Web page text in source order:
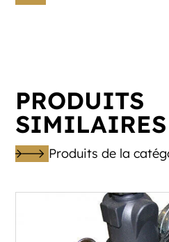
PRODUITS
SIMILAIRES
Produits de la